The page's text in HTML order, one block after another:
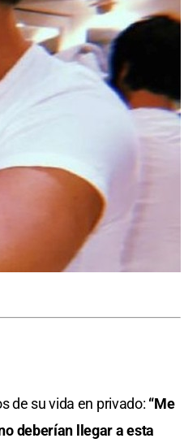
de su vida en privado: “Me
deberían llegar a esta